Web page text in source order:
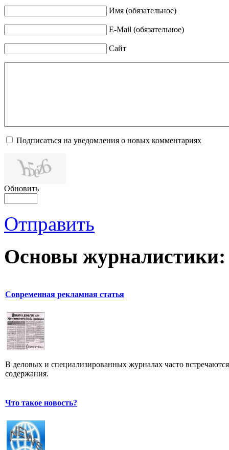
Имя (обязательное)
E-Mail (обязательное)
Сайт
Подписаться на уведомления о новых комментариях
Обновить
Отправить
Основы журналистики:
Современная рекламная статья
В деловых и специализированных журналах часто
содержания.
Что такое новость?